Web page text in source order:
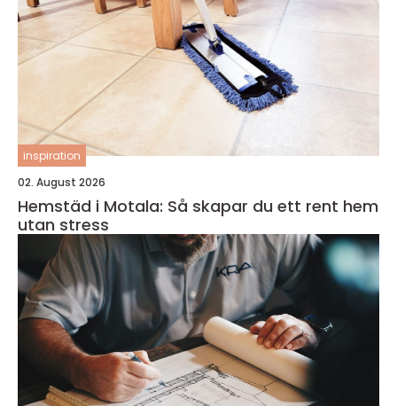
inspiration
02. August 2026
Hemstäd i Motala: Så skapar du ett rent hem
utan stress